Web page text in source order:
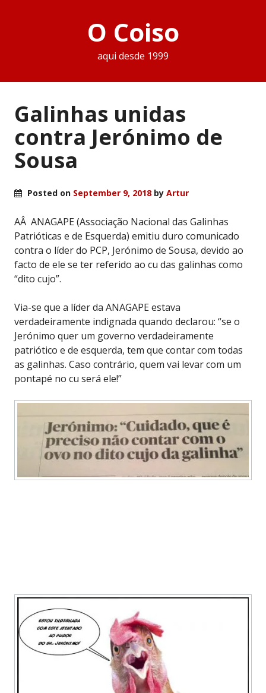
O Coiso
aqui desde 1999
Galinhas unidas
contra Jerónimo de
Sousa
Posted on September 9, 2018 by Artur
AÂ ANAGAPE (Associação Nacional das Galinhas
Patrióticas e de Esquerda) emitiu duro comunicado
contra o líder do PCP, Jerónimo de Sousa, devido ao
facto de ele se ter referido ao cu das galinhas como
“dito cujo”.
Via-se que a líder da ANAGAPE estava
verdadeiramente indignada quando declarou: “se o
Jerónimo quer um governo verdadeiramente
patriótico e de esquerda, tem que contar com todas
as galinhas. Caso contrário, quem vai levar com um
pontapé no cu será ele!”